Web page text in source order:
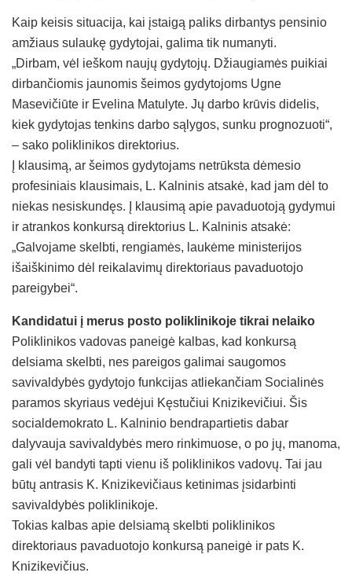
Kaip keisis situacija, kai įstaigą paliks dirbantys pensinio
amžiaus sulaukę gydytojai, galima tik numanyti.
„Dirbam, vėl ieškom naujų gydytojų. Džiaugiamės puikiai
dirbančiomis jaunomis šeimos gydytojoms Ugne
Masevičiūte ir Evelina Matulyte. Jų darbo krūvis didelis,
kiek gydytojas tenkins darbo sąlygos, sunku prognozuoti“,
– sako poliklinikos direktorius.
Į klausimą, ar šeimos gydytojams netrūksta dėmesio
profesiniais klausimais, L. Kalninis atsakė, kad jam dėl to
niekas nesiskundęs. Į klausimą apie pavaduotoją gydymui
ir atrankos konkursą direktorius L. Kalninis atsakė:
„Galvojame skelbti, rengiamės, laukėme ministerijos
išaiškinimo dėl reikalavimų direktoriaus pavaduotojo
pareigybei“.
Kandidatui į merus posto poliklinikoje tikrai nelaiko
Poliklinikos vadovas paneigė kalbas, kad konkursą
delsiama skelbti, nes pareigos galimai saugomos
savivaldybės gydytojo funkcijas atliekančiam Socialinės
paramos skyriaus vedėjui Kęstučiui Knizikevičiui. Šis
socialdemokrato L. Kalninio bendrapartietis dabar
dalyvauja savivaldybės mero rinkimuose, o po jų, manoma,
gali vėl bandyti tapti vienu iš poliklinikos vadovų. Tai jau
būtų antrasis K. Knizikevičiaus ketinimas įsidarbinti
savivaldybės poliklinikoje.
Tokias kalbas apie delsiamą skelbti poliklinikos
direktoriaus pavaduotojo konkursą paneigė ir pats K.
Knizikevičius.